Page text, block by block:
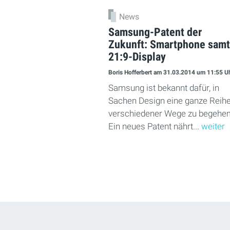
News
Samsung-Patent der
Zukunft: Smartphone samt
21:9-Display
Boris Hofferbert am 31.03.2014 um 11:55
Samsung ist bekannt dafür, in
Sachen Design eine ganze Reihe
verschiedener Wege zu
Ein neues Patent nährt... weiter